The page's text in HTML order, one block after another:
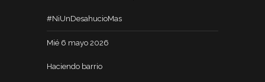
#NiUnDesahucioMas
Mié 6 mayo 2026
Haciendo barrio